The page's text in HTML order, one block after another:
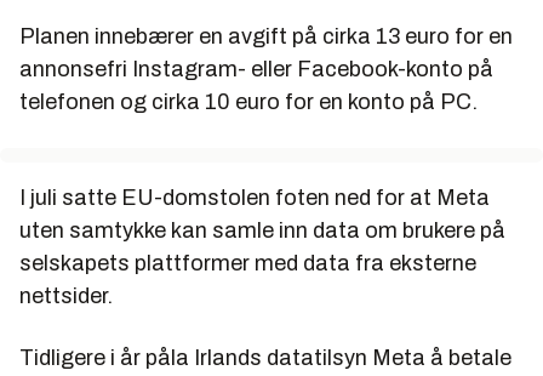
Planen innebærer en avgift på cirka 13 euro for en
annonsefri Instagram- eller Facebook-konto på
telefonen og cirka 10 euro for en konto på PC.
I juli satte EU-domstolen foten ned for at Meta
uten samtykke kan samle inn data om brukere på
selskapets plattformer med data fra eksterne
nettsider.
Tidligere i år påla Irlands datatilsyn Meta å betale